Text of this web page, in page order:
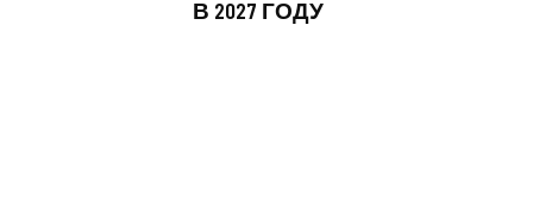
В 2027 ГОДУ